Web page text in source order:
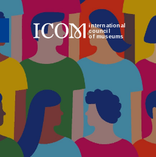
international
council
of museums